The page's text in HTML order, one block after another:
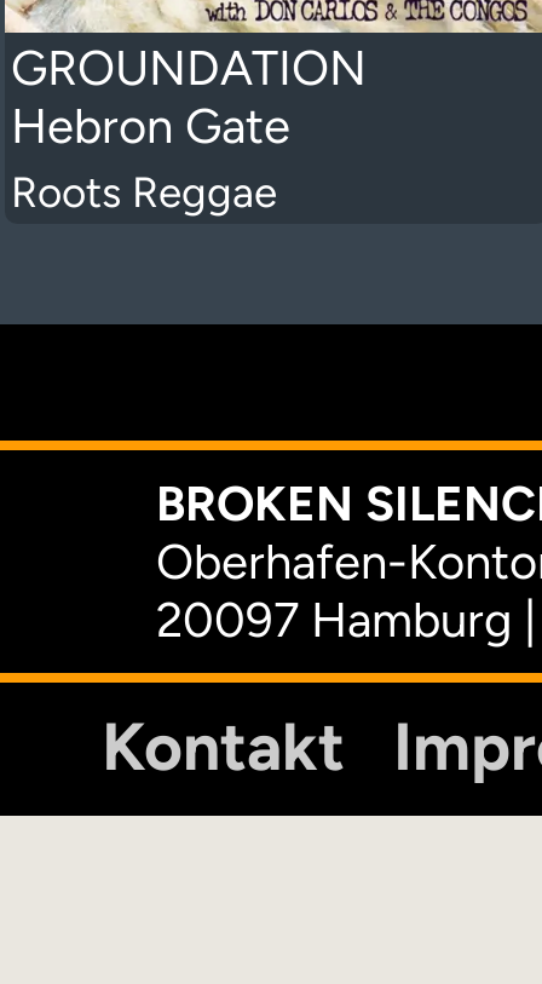
GROUNDATION
Hebron Gate
Roots Reggae
BROKEN
Oberhafen-
20097 Hamburg
Kontakt